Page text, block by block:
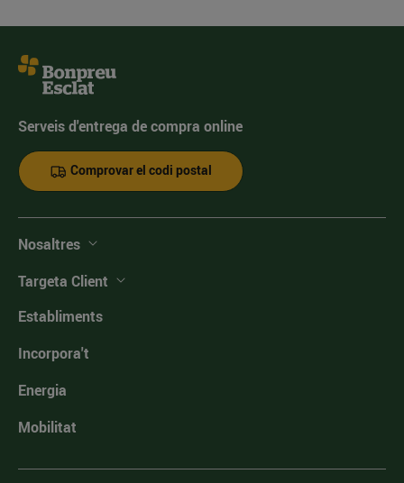
Serveis d'entrega de compra online
Comprovar el codi postal
Nosaltres
Targeta Client
Establiments
Incorpora't
Energia
Mobilitat